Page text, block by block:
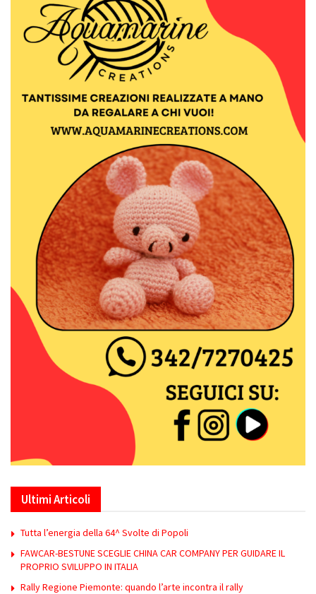
Ultimi Articoli
Tutta l’energia della 64^ Svolte di Popoli
FAWCAR-BESTUNE SCEGLIE CHINA CAR COMPANY PER GUIDARE IL
PROPRIO SVILUPPO IN ITALIA
Rally Regione Piemonte: quando l’arte incontra il rally